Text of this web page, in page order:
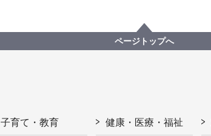
ページトップへ
子育て・教育 健康・医療・福祉